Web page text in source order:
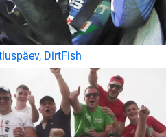
DirtFish